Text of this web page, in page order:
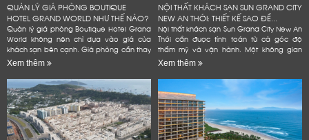
QUẢN LÝ GIÁ PHÒNG BOUTIQUE
HOTEL GRAND WORLD NHƯ THẾ NÀO?
Quản lý giá phòng Boutique Hotel Grand
World không nên chỉ dựa vào giá của
khách sạn bên cạnh. Giá phòng cần thay
đổi theo mùa, ngày trong tuần và lượng
phòng còn lại. Chủ khách sạn...
Xem thêm
NỘI THẤT KHÁCH SẠN SUN GRAND CITY
NEW AN THỚI: THIẾT KẾ SAO ĐỂ...
Nội thất khách sạn Sun Grand City New An
Thới cần được tính toán từ cả góc độ
thẩm mỹ và vận hành. Một không gian
đẹp có thể tạo ấn tượng ban đầu. Tuy
nhiên, khách sạn còn...
Xem thêm